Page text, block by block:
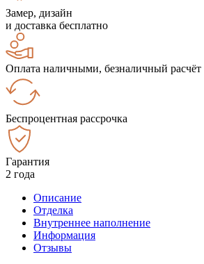
Замер, дизайн
и доставка бесплатно
Оплата наличными, безналичный расчёт
Беспроцентная рассрочка
Гарантия
2 года
Описание
Отделка
Внутреннее наполнение
Информация
Отзывы